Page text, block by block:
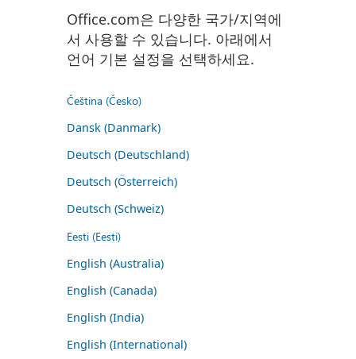
Office.com은 다양한 국가/지역에
서 사용할 수 있습니다. 아래에서
언어 기본 설정을 선택하세요.
Čeština (Česko)
Dansk (Danmark)
Deutsch (Deutschland)
Deutsch (Österreich)
Deutsch (Schweiz)
Eesti (Eesti)
English (Australia)
English (Canada)
English (India)
English (International)